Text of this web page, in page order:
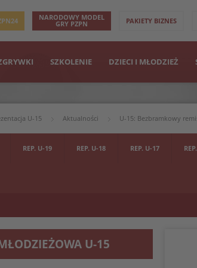
NARODOWY MODEL
GRY PZPN PAKIETY BIZNES
SZKOLENIE DZIECI I MŁODZIEŻ
U-15 Aktualności U-15: Bezbramkowy
REP. U-19 REP. U-18 REP. U-17
U-15